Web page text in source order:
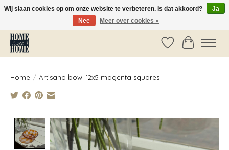
Vóór 14:00 besteld, dezelfde dag verzonden!
Verlanglijst
Home / Artisano bowl 12x5 magenta squares
Product image slideshow Items
Wij slaan cookies op om onze website te verbeteren. Is dat akkoord?
Ja
Nee
Meer over cookies »